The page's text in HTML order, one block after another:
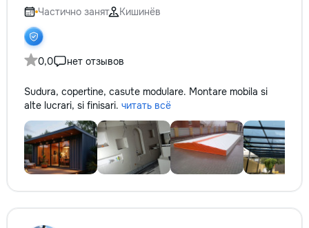
Частично занят
Кишинёв
0,0 нет отзывов
Sudura, copertine, casute modulare. Montare mobila si
alte lucrari, si finisari. читать всё